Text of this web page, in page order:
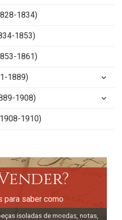
1834)
1853)
1861)
1889) keyboard_arrow_down
1908) keyboard_arrow_down
1910)
para saber como
isoladas de moedas, notas,